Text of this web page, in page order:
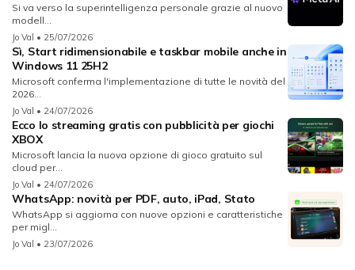
Si va verso la superintelligenza personale grazie al nuovo
modell...
Jo Val • 25/07/2026
Sì, Start ridimensionabile e taskbar mobile anche in
Windows 11 25H2
Microsoft conferma l'implementazione di tutte le novità del
2026...
Jo Val • 24/07/2026
Ecco lo streaming gratis con pubblicità per giochi
XBOX
Microsoft lancia la nuova opzione di gioco gratuito sul
cloud per...
Jo Val • 24/07/2026
WhatsApp: novità per PDF, auto, iPad, Stato
WhatsApp si aggiorna con nuove opzioni e caratteristiche
per migl...
Jo Val • 23/07/2026